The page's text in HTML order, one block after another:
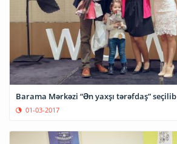
Barama Mərkəzi “Ən yaxşı tərəfdaş” seçilib
01-03-2017